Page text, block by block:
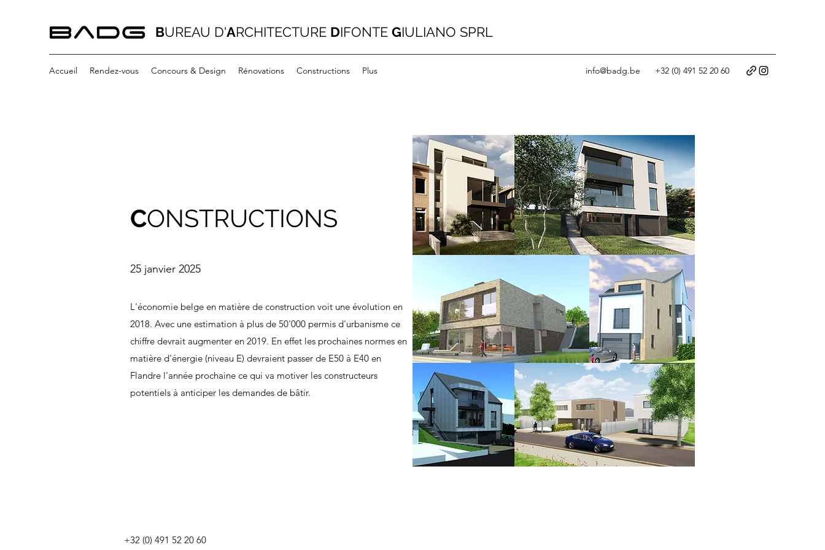
BUREAU D'ARCHITECTURE DIFONTE GIULIANO SPRL
Accueil Rendez-vous Concours & Design Rénovations Constructions Plus info@badg.be +32 (0) 491 52 20 60
CONSTRUCTIONS
25 janvier 2025
L'économie belge en matière de construction voit une évolution en
2018. Avec une estimation à plus de 50'000 permis d'urbanisme ce
chiffre devrait augmenter en 2019. En effet les prochaines normes en
matière d'énergie (niveau E) devraient passer de E50 à E40 en
Flandre l'année prochaine ce qui va motiver les constructeurs
potentiels à anticiper les demandes de bâtir.
+32 (0) 491 52 20 60